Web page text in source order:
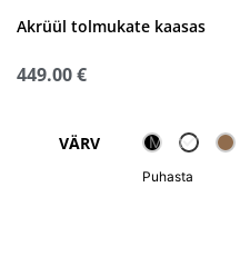
Akrüül tolmukate kaasas
449.00€
VÄRV Matt Valge
Puhasta